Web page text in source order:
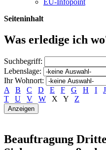
EU-Infopoint
Seiteninhalt
Was erledige ich
Suchbegriff:
Lebenslage:
Ihr Wohnort:
A
B C D E F G H I J
T
U V W X Y Z
Beauftragung